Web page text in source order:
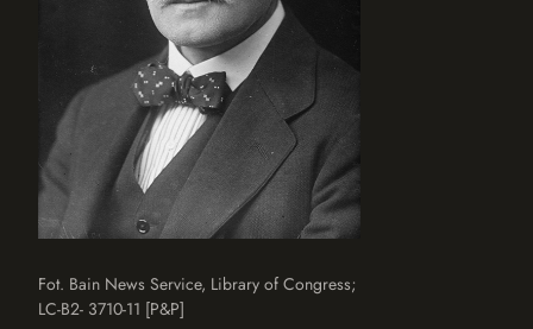
Fot. Bain News Service, Library of Congress;
LC-B2- 3710-11 [P&P]